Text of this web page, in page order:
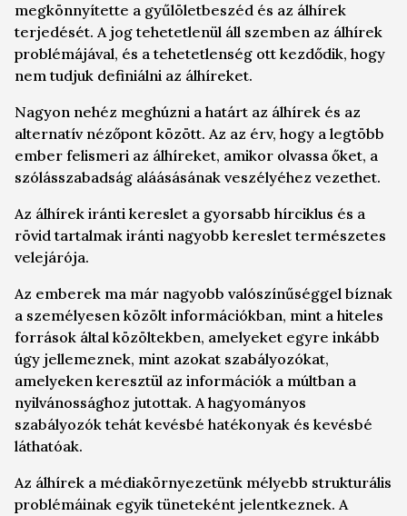
megkönnyítette a gyűlöletbeszéd és az álhírek
terjedését. A jog tehetetlenül áll szemben az álhírek
problémájával, és a tehetetlenség ott kezdődik, hogy
nem tudjuk definiálni az álhíreket.
Nagyon nehéz meghúzni a határt az álhírek és az
alternatív nézőpont között. Az az érv, hogy a legtöbb
ember felismeri az álhíreket, amikor olvassa őket, a
szólásszabadság aláásásának veszélyéhez vezethet.
Az álhírek iránti kereslet a gyorsabb hírciklus és a
rövid tartalmak iránti nagyobb kereslet természetes
velejárója.
Az emberek ma már nagyobb valószínűséggel bíznak
a személyesen közölt információkban, mint a hiteles
források által közöltekben, amelyeket egyre inkább
úgy jellemeznek, mint azokat szabályozókat,
amelyeken keresztül az információk a múltban a
nyilvánossághoz jutottak. A hagyományos
szabályozók tehát kevésbé hatékonyak és kevésbé
láthatóak.
Az álhírek a médiakörnyezetünk mélyebb strukturális
problémáinak egyik tüneteként jelentkeznek. A